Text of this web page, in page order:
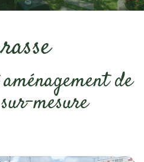
de
mesure